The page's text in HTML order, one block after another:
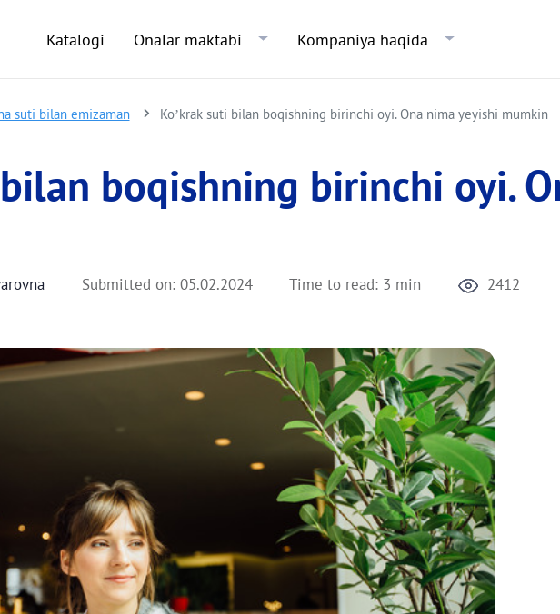
Katalogi Onalar maktabi Kompaniya haqida
suti bilan emizaman Ko’krak suti bilan boqishning birinchi oyi. Ona nima yeyishi mumkin
boqishning birinchi oyi.
Submitted on: 05.02.2024 Time to read: 3 min 2412